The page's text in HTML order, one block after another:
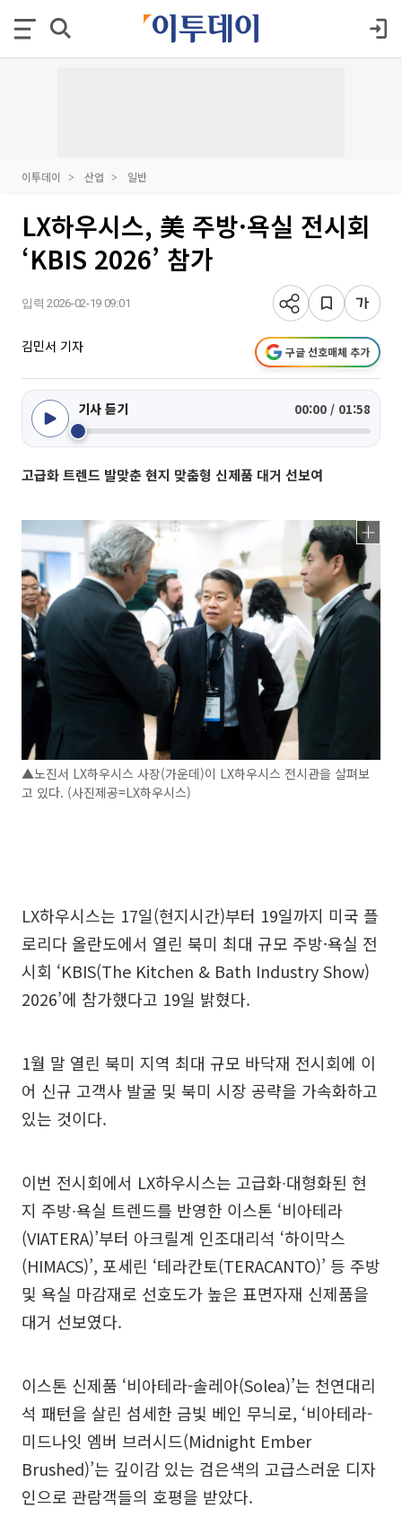
이투데이 산업 일반
LX하우시스, 美 주방·욕실 전시회
‘KBIS 2026’ 참가
입력 2026-02-19 09:01
김민서 기자 구글 선호매체 추가
기사 듣기 00:00 / 01:58
고급화 트렌드 발맞춘 현지 맞춤형 신제품 대거 선보여
▲노진서 LX하우시스 사장(가운데)이 LX하우시스 전시관을 살펴보
고 있다. (사진제공=LX하우시스)
LX하우시스는 17일(현지시간)부터 19일까지 미국 플
로리다 올란도에서 열린 북미 최대 규모 주방·욕실 전
시회 ‘KBIS(The Kitchen & Bath Industry Show)
2026’에 참가했다고 19일 밝혔다.
1월 말 열린 북미 지역 최대 규모 바닥재 전시회에 이
어 신규 고객사 발굴 및 북미 시장 공략을 가속화하고
있는 것이다.
이번 전시회에서 LX하우시스는 고급화∙대형화된 현
지 주방∙욕실 트렌드를 반영한 이스톤 ‘비아테라
(VIATERA)’부터 아크릴계 인조대리석 ‘하이막스
(HIMACS)’, 포세린 ‘테라칸토(TERACANTO)’ 등 주방
및 욕실 마감재로 선호도가 높은 표면자재 신제품을
대거 선보였다.
이스톤 신제품 ‘비아테라-솔레아(Solea)’는 천연대리
석 패턴을 살린 섬세한 금빛 베인 무늬로, ‘비아테라-
미드나잇 엠버 브러시드(Midnight Ember
Brushed)’는 깊이감 있는 검은색의 고급스러운 디자
인으로 관람객들의 호평을 받았다.